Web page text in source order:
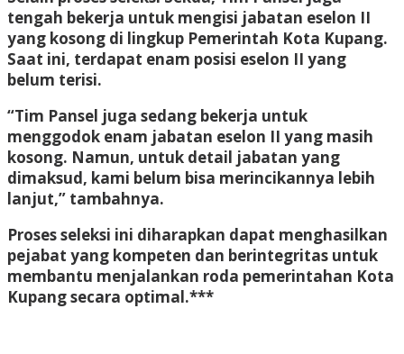
tengah bekerja untuk mengisi jabatan eselon II
yang kosong di lingkup Pemerintah Kota Kupang.
Saat ini, terdapat enam posisi eselon II yang
belum terisi.
“Tim Pansel juga sedang bekerja untuk
menggodok enam jabatan eselon II yang masih
kosong. Namun, untuk detail jabatan yang
dimaksud, kami belum bisa merincikannya lebih
lanjut,” tambahnya.
Proses seleksi ini diharapkan dapat menghasilkan
pejabat yang kompeten dan berintegritas untuk
membantu menjalankan roda pemerintahan Kota
Kupang secara optimal.***